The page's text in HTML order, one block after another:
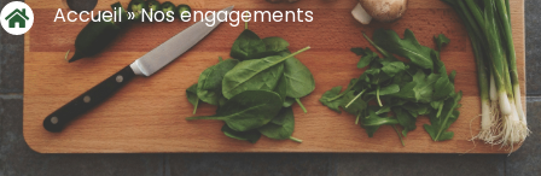
Accueil»Nos engagements